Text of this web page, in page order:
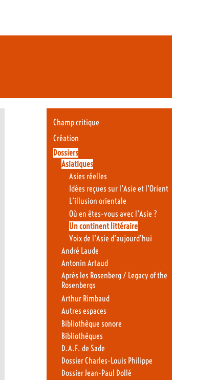
Champ critique
Création
Dossiers
Asiatiques
Asies réelles
Idées reçues sur l’Asie et l’Orient
L’illusion orientale
Où en êtes-vous avec l’Asie ?
Un continent littéraire
Voix de l’Asie d’aujourd’hui
André Laude
Antonin Artaud
Après les Rosenberg / Legacy of the
Rosenbergs
Arthur Rimbaud
Autres espaces
Bibliothèque sonore
Bibliothèques
D.A.F. de Sade
Dossier Charles-Louis Philippe
Dossier Jean-Paul Dollé